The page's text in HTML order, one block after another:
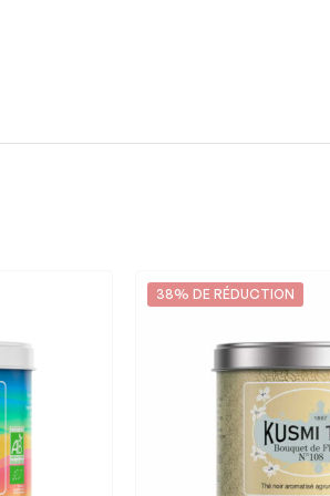
38% DE RÉDUCTION